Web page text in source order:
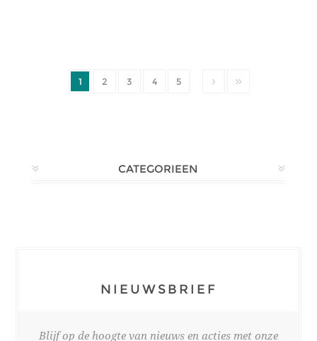
1 2 3 4 5
CATEGORIEEN
NIEUWSBRIEF
Blijf op de hoogte van nieuws en acties met onze